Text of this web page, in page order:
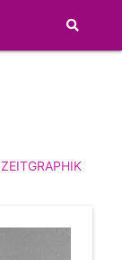
ZEITGRAPHIK